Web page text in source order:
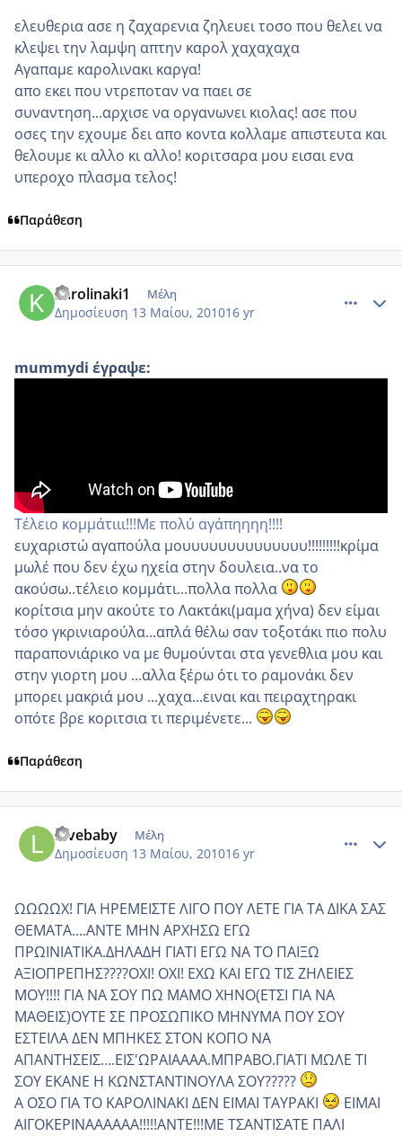
ελευθερια ασε η ζαχαρενια ζηλευει τοσο που θελει να
κλεψει την λαμψη απτην καρολ χαχαχαχα
Αγαπαμε καρολινακι καργα!
απο εκει που ντρεποταν να παει σε
συναντηση...αρχισε να οργανωνει κιολας! ασε που
οσες την εχουμε δει απο κοντα κολλαμε απιστευτα και
θελουμε κι αλλο κι αλλο! κοριτσαρα μου εισαι ενα
υπεροχο πλασμα τελος!
Παράθεση
karolinaki1 Μέλη
Δημοσίευση 13 Μαίου, 201016 yr
mummydi έγραψε:
Τέλειο κομμάτιιι!!!Με πολύ αγάπηηηη!!!!
ευχαριστώ αγαπούλα μουυυυυυυυυυυυυυ!!!!!!!!!κρίμα
μωλέ που δεν έχω ηχεία στην δουλεια..να το
ακούσω..τέλειο κομμάτι...πολλα πολλα
κορίτσια μην ακούτε το Λακτάκι(μαμα χήνα) δεν είμαι
τόσο γκρινιαρούλα...απλά θέλω σαν τοξοτάκι πιο πολυ
παραπονιάρικο να με θυμούνται στα γενεθλια μου και
στην γιορτη μου ...αλλα ξέρω ότι το ραμονάκι δεν
μπορει μακριά μου ...χαχα...ειναι και πειραχτηρακι
οπότε βρε κοριτσια τι περιμένετε...
Παράθεση
lovebaby Μέλη
Δημοσίευση 13 Μαίου, 201016 yr
ΩΩΩΩΧ! ΓΙΑ ΗΡΕΜΕΙΣΤΕ ΛΙΓΟ ΠΟΥ ΛΕΤΕ ΓΙΑ ΤΑ ΔΙΚΑ ΣΑΣ
ΘΕΜΑΤΑ....ΑΝΤΕ ΜΗΝ ΑΡΧΗΣΩ ΕΓΩ
ΠΡΩΙΝΙΑΤΙΚΑ.ΔΗΛΑΔΗ ΓΙΑΤΙ ΕΓΩ ΝΑ ΤΟ ΠΑΙΞΩ
ΑΞΙΟΠΡΕΠΗΣ????ΟΧΙ! ΟΧΙ! ΕΧΩ ΚΑΙ ΕΓΩ ΤΙΣ ΖΗΛΕΙΕΣ
ΜΟΥ!!!! ΓΙΑ ΝΑ ΣΟΥ ΠΩ ΜΑΜΟ ΧΗΝΟ(ΕΤΣΙ ΓΙΑ ΝΑ
ΜΑΘΕΙΣ)ΟΥΤΕ ΣΕ ΠΡΟΣΩΠΙΚΟ ΜΗΝΥΜΑ ΠΟΥ ΣΟΥ
ΕΣΤΕΙΛΑ ΔΕΝ ΜΠΗΚΕΣ ΣΤΟΝ ΚΟΠΟ ΝΑ
ΑΠΑΝΤΗΣΕΙΣ....ΕΙΣ'ΩΡΑΙΑΑΑΑ.ΜΠΡΑΒΟ.ΓΙΑΤΙ ΜΩΛΕ ΤΙ
ΣΟΥ ΕΚΑΝΕ Η ΚΩΝΣΤΑΝΤΙΝΟΥΛΑ ΣΟΥ?????
Α ΟΣΟ ΓΙΑ ΤΟ ΚΑΡΟΛΙΝΑΚΙ ΔΕΝ ΕΙΜΑΙ ΤΑΥΡΑΚΙ
ΕΙΜΑΙ
ΑΙΓΟΚΕΡΙΝΑΑΑΑΑΑ!!!!!ΑΝΤΕ!!!ΜΕ ΤΣΑΝΤΙΣΑΤΕ ΠΑΛΙ